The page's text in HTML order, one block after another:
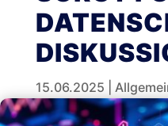
15.06.2025